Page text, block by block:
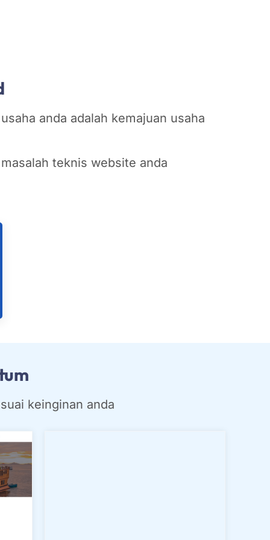
anda adalah kemajuan usaha
teknis website anda
keinginan anda